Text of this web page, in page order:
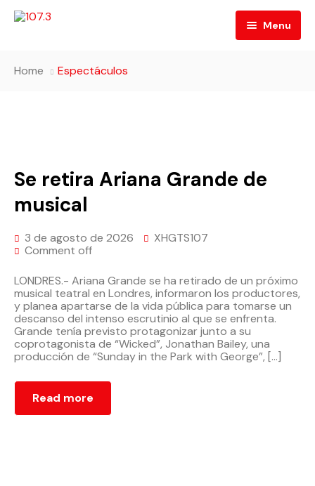
Menu
Quiénes Somos
Código de Ética
Home Espectáculos
Se retira Ariana Grande de
musical
3 de agosto de 2026
XHGTS107
Comment off
LONDRES.- Ariana Grande se ha retirado de un próximo
musical teatral en Londres, informaron los productores,
y planea apartarse de la vida pública para tomarse un
descanso del intenso escrutinio al que se enfrenta.
Grande tenía previsto protagonizar junto a su
coprotagonista de “Wicked”, Jonathan Bailey, una
producción de “Sunday in the Park with George”, […]
Read more